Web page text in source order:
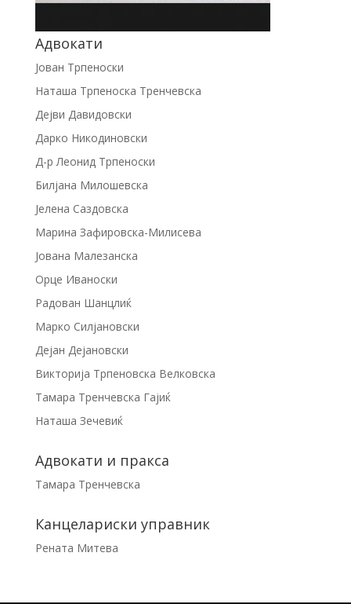
Адвокати
Јован Трпеноски
Наташа Трпеноска Тренчевска
Дејви Давидовски
Дарко Никодиновски
Д-р Леонид Трпеноски
Билјана Милошевска
Јелена Саздовска
Марина Зафировска-Милисева
Јована Малезанска
Орце Иваноски
Радован Шанцлиќ
Марко Силјановски
Дејан Дејановски
Викторија Трпеновска Велковска
Тамара Тренчевска Гајиќ
Наташа Зечевиќ
Адвокати и пракса
Тамара Тренчевска
Канцелариски управник
Рената Митева